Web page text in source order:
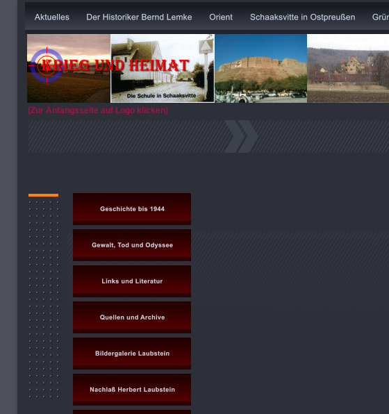
(Zur Anfangsseite auf Logo klicken)